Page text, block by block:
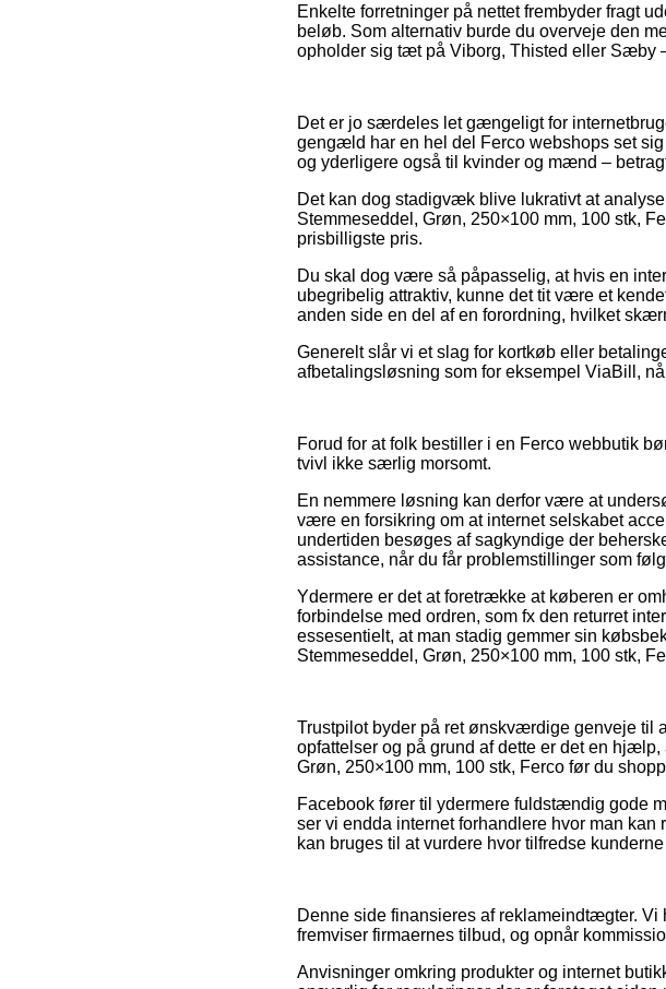
Enkelte forretninger på nettet frembyder fragt
beløb. Som alternativ burde du overveje den
opholder sig tæt på Viborg, Thisted eller Sæby
Det er jo særdeles let gængeligt for
gengæld har en hel del Ferco webshops set
og yderligere også til kvinder og mænd –
Det kan dog stadigvæk blive lukrativt at
Stemmeseddel, Grøn, 250×100 mm, 100 stk,
prisbilligste pris.
Du skal dog være så påpasselig, at hvis en
ubegribelig attraktiv, kunne det tit være et
anden side en del af en forordning, hvilket
Generelt slår vi et slag for kortkøb eller
afbetalingsløsning som for eksempel ViaBill,
Forud for at folk bestiller i en Ferco webbutik
tvivl ikke særlig morsomt.
En nemmere løsning kan derfor være at
være en forsikring om at internet selskabet
undertiden besøges af sagkyndige der
assistance, når du får problemstillinger som
Ydermere er det at foretrække at køberen er
forbindelse med ordren, som fx den returret
essesentielt, at man stadig gemmer sin
Stemmeseddel, Grøn, 250×100 mm, 100 stk,
Trustpilot byder på ret ønskværdige genveje til
opfattelser og på grund af dette er det en
Grøn, 250×100 mm, 100 stk, Ferco før du
Facebook fører til ydermere fuldstændig gode
ser vi endda internet forhandlere hvor man
kan bruges til at vurdere hvor tilfredse kunderne
Denne side finansieres af reklameindtægter.
fremviser firmaernes tilbud, og opnår
Anvisninger omkring produkter og internet